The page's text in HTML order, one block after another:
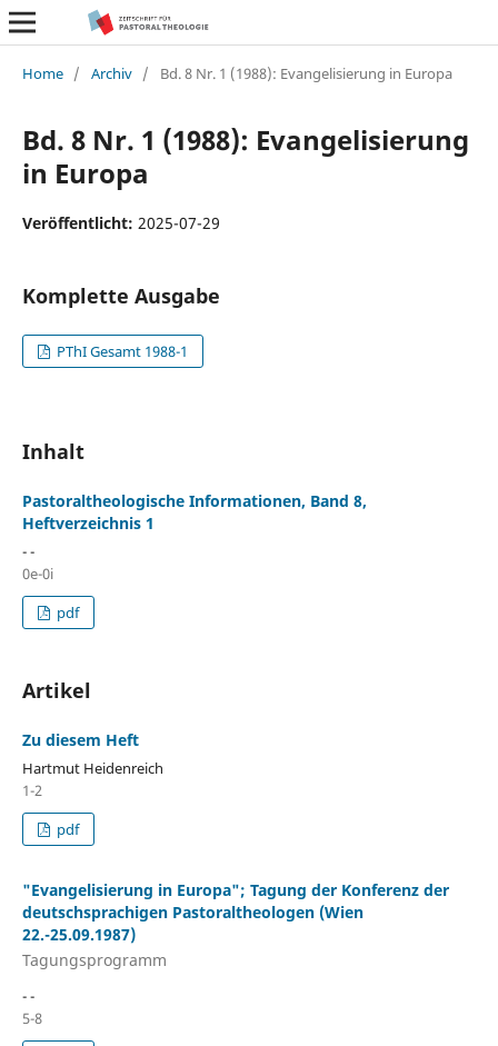
Home / Archiv / Bd. 8 Nr. 1 (1988): Evangelisierung in Europa
Bd. 8 Nr. 1 (1988): Evangelisierung
in Europa
Veröffentlicht: 2025-07-29
Komplette Ausgabe
PThI Gesamt 1988-1
Inhalt
Pastoraltheologische Informationen, Band 8,
Heftverzeichnis 1
- -
0e-0i
pdf
Artikel
Zu diesem Heft
Hartmut Heidenreich
1-2
pdf
"Evangelisierung in Europa"; Tagung der Konferenz der
deutschsprachigen Pastoraltheologen (Wien
22.-25.09.1987)
Tagungsprogramm
- -
5-8